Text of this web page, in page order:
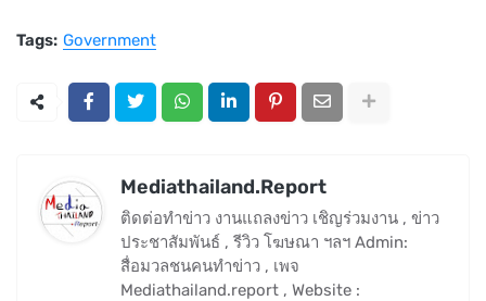
Tags: Government
Mediathailand.Report
ติดต่อทำข่าว งานแถลงข่าว เชิญร่วมงาน , ข่าว
ประชาสัมพันธ์ , รีวิว โฆษณา ฯลฯ Admin:
สื่อมวลชนคนทำข่าว , เพจ
Mediathailand.report , Website :